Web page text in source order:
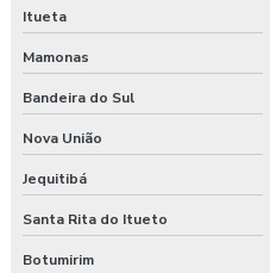
Itueta
Mamonas
Bandeira do Sul
Nova União
Jequitibá
Santa Rita do Itueto
Botumirim